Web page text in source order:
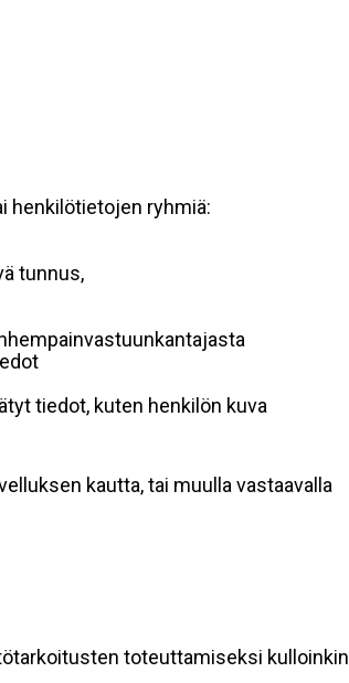
henkilötietojen ryhmiä:
tunnus,
tiedot, kuten henkilön kuva
kautta, tai muulla vastaavalla
toteuttamiseksi kulloinkin